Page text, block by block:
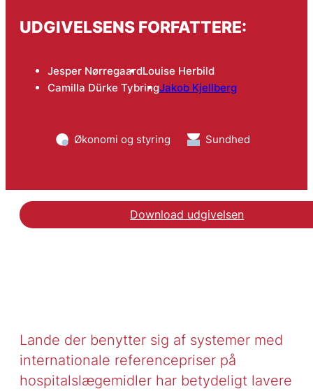
UDGIVELSENS FORFATTERE:
Jesper NørregaardLouise Herbild
Camilla Dürke TybringJakob Kjellberg
Økonomi og styring Sundhed
Download udgivelsen
Lande der benytter sig af systemer med
internationale referencepriser på
hospitalslægemidler har betydeligt lavere